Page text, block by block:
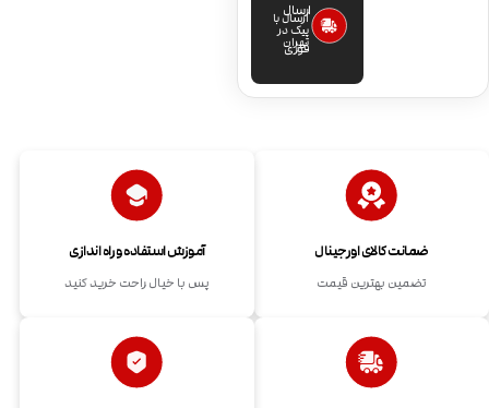
ارسال
فوری
ارسال با
پیک در
تهران
ضمانت کالای اورجینال
تضمین بهترین قیمت
آموزش استفاده و راه اندازی
پس با خیال راحت خرید کنید